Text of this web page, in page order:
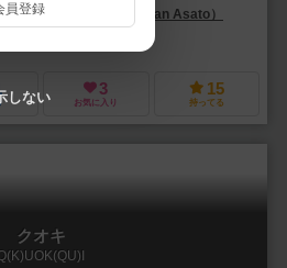
タンサンあさと（Tansan Asato）
3
お気に入り
15
持ってる
クオキ
員登録
しない